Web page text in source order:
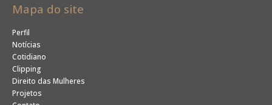
Mapa do site
Perfil
Notícias
Cotidiano
Clipping
Direito das Mulheres
Projetos